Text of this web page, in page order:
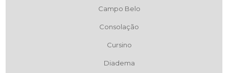
Campo Belo
Consolação
Cursino
Diadema